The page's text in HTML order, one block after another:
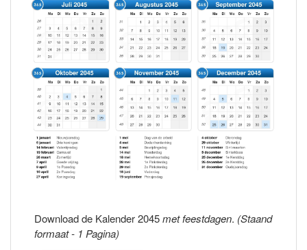
Download de Kalender 2045met feestdagen. (Staand
formaat - 1 Pagina)